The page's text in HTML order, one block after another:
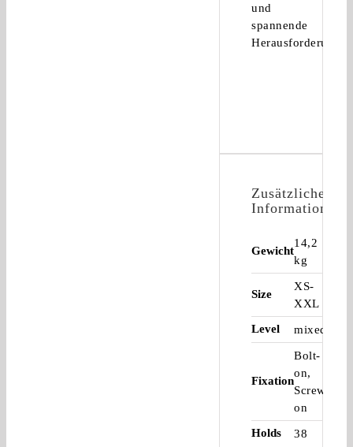
und
spannende
Zusätzliche
Informationen
Gewicht
14,2
kg
Size
XS-
XXL
Level
mixed
Fixation
Bolt-
on,
Screw-
on
Holds
38